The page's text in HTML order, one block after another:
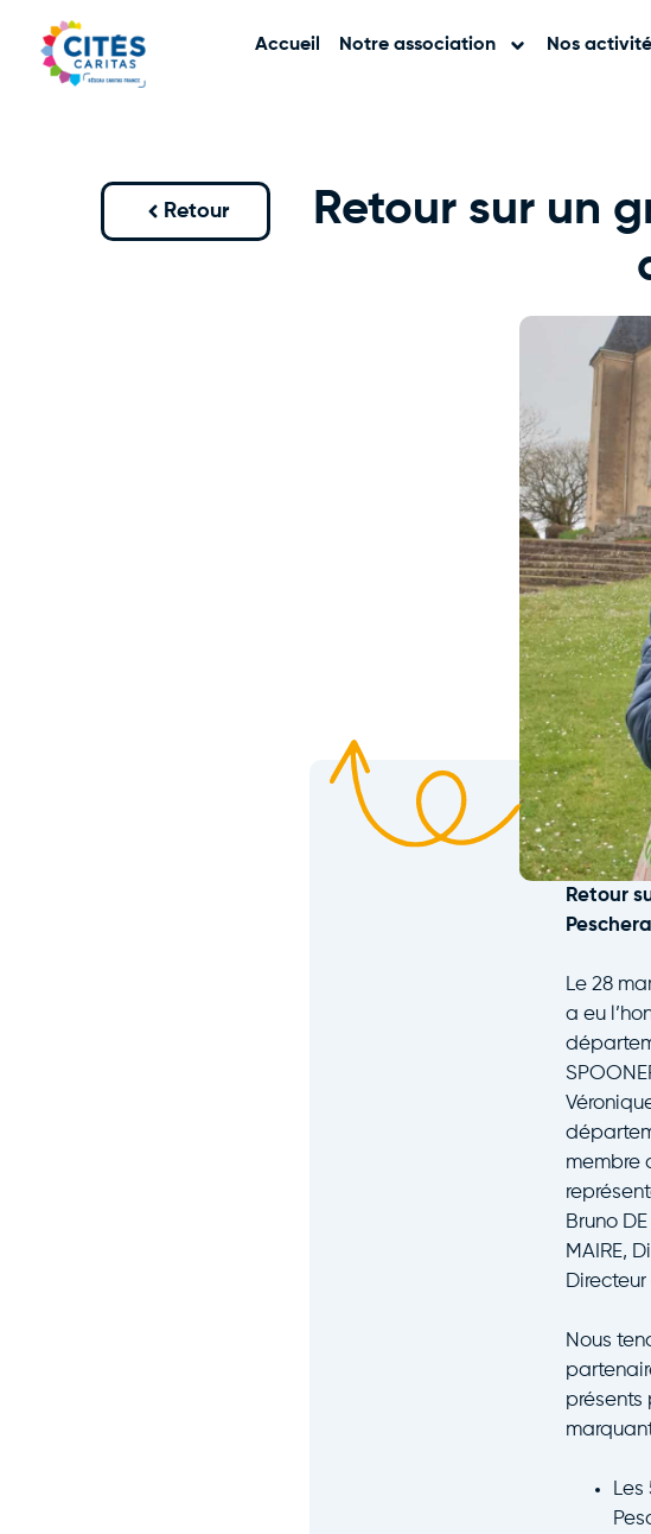
Accueil Notre association Nos
Retour
Retour sur un
Retour
Le 28
a eu
membre
Bruno
MAIRE,
Nous
présents